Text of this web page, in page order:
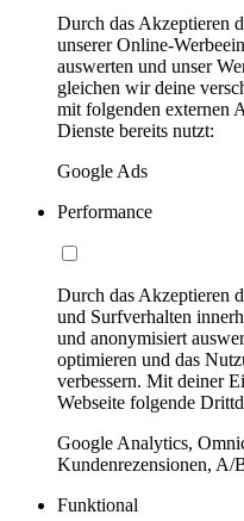
Durch das Akzeptieren
unserer Online-
auswerten und unser
gleichen wir deine
mit folgenden externen
Dienste bereits nutzt:
Google Ads
Performance
Durch das Akzeptieren
und Surfverhalten
und anonymisiert
optimieren und das
verbessern. Mit deiner
Webseite folgende
Google Analytics,
Kundenrezensionen, A/
Funktional